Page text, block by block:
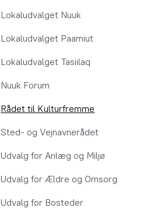
Lokaludvalget Nuuk
Lokaludvalget Paamiut
Lokaludvalget Tasiilaq
Nuuk Forum
Rådet til Kulturfremme
Sted- og Vejnavnerådet
Udvalg for Anlæg og Miljø
Udvalg for Ældre og Omsorg
Udvalg for Bosteder